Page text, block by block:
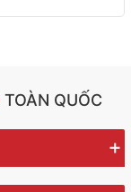
TOÀN QUỐC